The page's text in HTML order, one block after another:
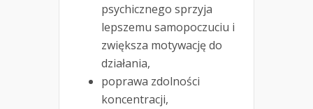
psychicznego sprzyja
lepszemu samopoczuciu i
zwiększa motywację do
działania,
poprawa zdolności
koncentracji,